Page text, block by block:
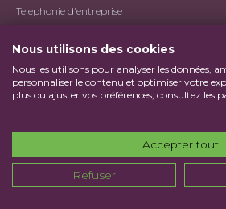
Telephonie d'entreprise
Numéro
Différents types de numéros
Numéro professionnel
-Numéro 04
Nous utilisons des cookies
Nous les utilisons pour analyser les données,
personnaliser le contenu et optimiser votre
plus ou ajuster vos préférences, consultez les
Accepter tout
Refuser